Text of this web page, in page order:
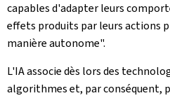
capables d'adapter leurs
effets produits par leurs actions
manière autonome".
L'IA associe dès lors des
algorithmes et, par conséquent,